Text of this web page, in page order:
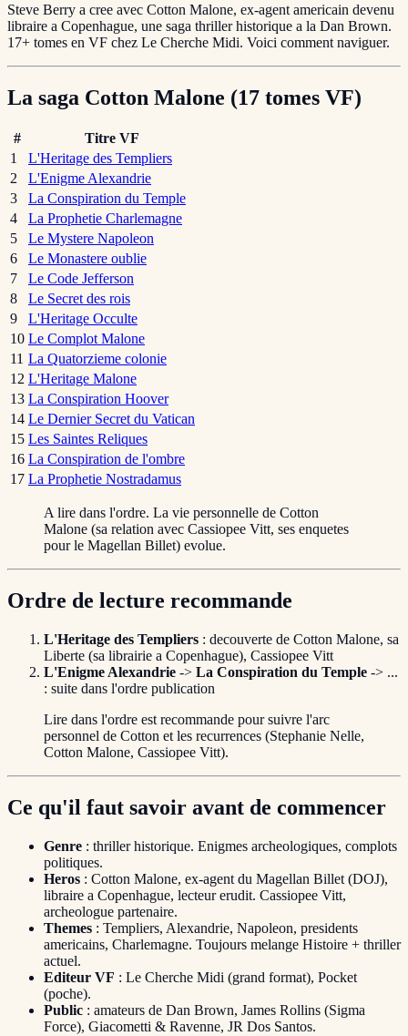
Steve Berry a cree avec Cotton Malone, ex-agent americain devenu
libraire a Copenhague, une saga thriller historique a la Dan Brown.
17+ tomes en VF chez Le Cherche Midi. Voici comment naviguer.
La saga Cotton Malone (17 tomes VF)
#
Titre VF
1
L'Heritage des Templiers
2
L'Enigme Alexandrie
3
La Conspiration du Temple
4
La Prophetie Charlemagne
5
Le Mystere Napoleon
6
Le Monastere oublie
7
Le Code Jefferson
8
Le Secret des rois
9
L'Heritage Occulte
10 Le Complot Malone
11 La Quatorzieme colonie
12 L'Heritage Malone
13 La Conspiration Hoover
14 Le Dernier Secret du Vatican
15 Les Saintes Reliques
16 La Conspiration de l'ombre
17 La Prophetie Nostradamus
A lire dans l'ordre. La vie personnelle de Cotton
Malone (sa relation avec Cassiopee Vitt, ses enquetes
pour le Magellan Billet) evolue.
Ordre de lecture recommande
L'Heritage des Templiers : decouverte de Cotton Malone, sa
Liberte (sa librairie a Copenhague), Cassiopee Vitt
L'Enigme Alexandrie -> La Conspiration du Temple -> ...
: suite dans l'ordre publication
Lire dans l'ordre est recommande pour suivre l'arc
personnel de Cotton et les recurrences (Stephanie Nelle,
Cotton Malone, Cassiopee Vitt).
Ce qu'il faut savoir avant de commencer
Genre : thriller historique. Enigmes archeologiques, complots
politiques.
Heros : Cotton Malone, ex-agent du Magellan Billet (DOJ),
libraire a Copenhague, lecteur erudit. Cassiopee Vitt,
archeologue partenaire.
Themes : Templiers, Alexandrie, Napoleon, presidents
americains, Charlemagne. Toujours melange Histoire + thriller
actuel.
Editeur VF : Le Cherche Midi (grand format), Pocket
(poche).
Public : amateurs de Dan Brown, James Rollins (Sigma
Force), Giacometti & Ravenne, JR Dos Santos.